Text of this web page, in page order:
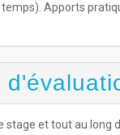
Apports
stage et tout au